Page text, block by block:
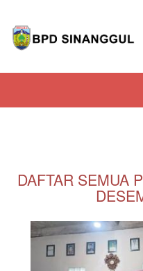
DAFTAR SEMUA